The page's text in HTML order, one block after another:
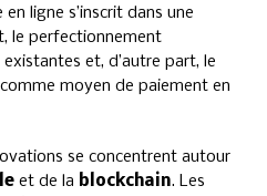
ligne s’inscrit dans une
le perfectionnement
et, d’autre part, le
moyen de paiement en
se concentrent autour
et de la blockchain. Les